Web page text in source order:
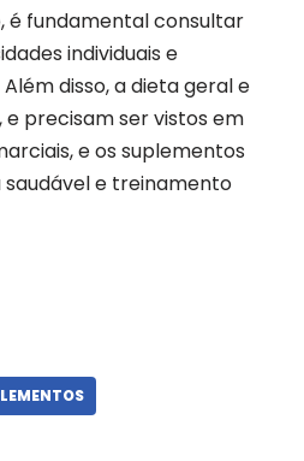
é fundamental consultar
individuais e
disso, a dieta geral e
precisam ser vistos em
e os suplementos
e treinamento